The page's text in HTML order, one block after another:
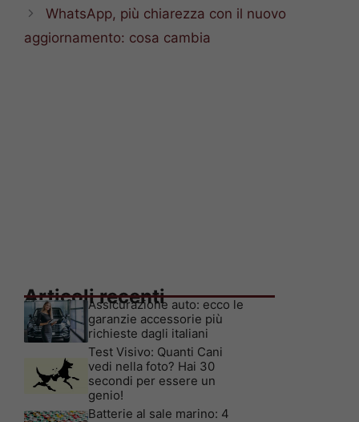
WhatsApp, più chiarezza con il nuovo
aggiornamento: cosa cambia
Articoli recenti
Assicurazione auto: ecco le
garanzie accessorie più
richieste dagli italiani
Test Visivo: Quanti Cani
vedi nella foto? Hai 30
secondi per essere un
genio!
Batterie al sale marino: 4